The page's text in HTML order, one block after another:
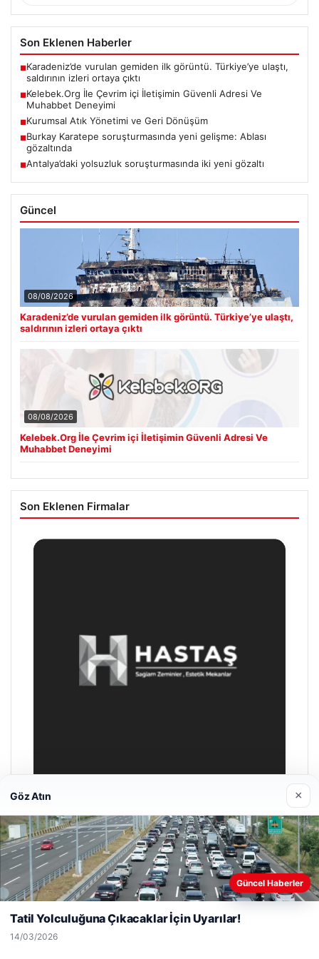
Son Eklenen Haberler
■Karadeniz’de vurulan gemiden ilk görüntü. Türkiye’ye ulaştı,
saldırının izleri ortaya çıktı
■Kelebek.Org İle Çevrim içi İletişimin Güvenli Adresi Ve
Muhabbet Deneyimi
■Kurumsal Atık Yönetimi ve Geri Dönüşüm
■Burkay Karatepe soruşturmasında yeni gelişme: Ablası
gözaltında
■Antalya’daki yolsuzluk soruşturmasında iki yeni gözaltı
Güncel
08/08/2026
Karadeniz’de vurulan gemiden ilk görüntü. Türkiye’ye ulaştı,
saldırının izleri ortaya çıktı
08/08/2026
Kelebek.Org İle Çevrim içi İletişimin Güvenli Adresi Ve
Muhabbet Deneyimi
Son Eklenen Firmalar
Enes Kaplan Avukatlık Bürosu
28/04/2026
Web sitemizi nasıl kullandığınızı daha iyi anlayabilmek,
deneyiminizi kişiselleştirmek ve geliştirmek amacıyla çerezler
Kabul Et
Göz Atın ×
Güncel Haberler
Tatil Yolculuğuna Çıkacaklar İçin Uyarılar!
14/03/2026